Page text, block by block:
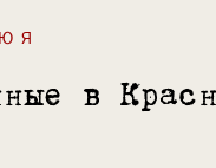
Ю Я
в